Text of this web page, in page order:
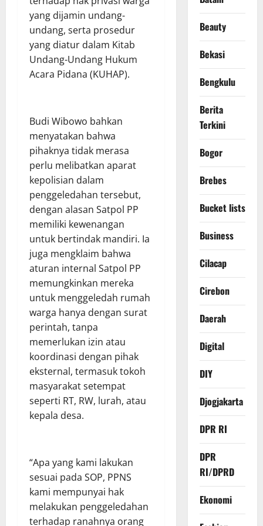
yang dijamin undang-
undang, serta prosedur
yang diatur dalam Kitab
Undang-Undang Hukum
Acara Pidana (KUHAP).
Budi Wibowo bahkan
menyatakan bahwa
pihaknya tidak merasa
perlu melibatkan aparat
kepolisian dalam
penggeledahan tersebut,
dengan alasan Satpol PP
memiliki kewenangan
untuk bertindak mandiri. Ia
juga mengklaim bahwa
aturan internal Satpol PP
memungkinkan mereka
untuk menggeledah rumah
warga hanya dengan surat
perintah, tanpa
memerlukan izin atau
koordinasi dengan pihak
eksternal, termasuk tokoh
masyarakat setempat
seperti RT, RW, lurah, atau
kepala desa.
“Apa yang kami lakukan
sesuai pada SOP, PPNS
kami mempunyai hak
melakukan penggeledahan
terhadap ranahnya orang
Beauty
Bekasi
Bengkulu
Berita
Terkini
Bogor
Brebes
Bucket lists
Business
Cilacap
Cirebon
Daerah
Digital
DIY
Djogjakarta
DPR RI
DPR
RI/DPRD
Ekonomi